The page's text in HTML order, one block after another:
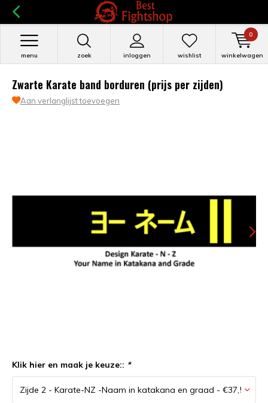
zoek inloggen
menu wishlist winkelwagen
0
Zwarte Karate band borduren (prijs per zijden)
Aan verlanglijst toevoegen
Klik hier en maak je keuze:: *